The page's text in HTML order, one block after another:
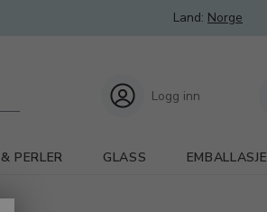
Land: Norge
Logg inn
PERLER GLASS EMBALLASJE